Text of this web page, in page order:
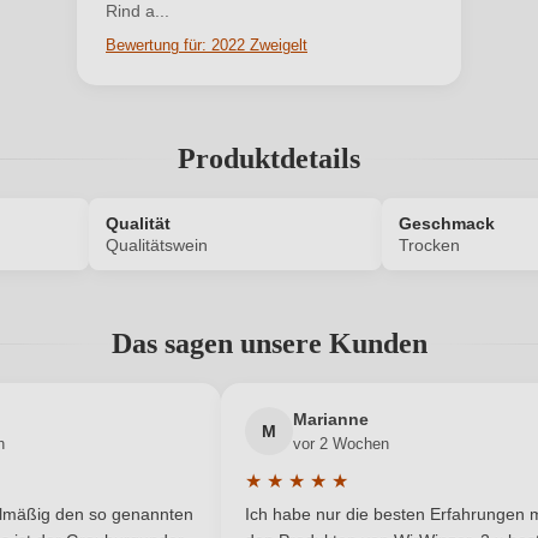
Rind a...
Bewertung für: 2022 Zweigelt
Produktdetails
Qualität
Qualitätswein
Geschmack
Trocken
Edelstahltank, Großes Holzfass Flaschenverschluss
2022, 2023, 2024 Land
Das sagen unsere Kunden
Bewertung von 5 von 5 Sternen
den so genannten
M
Marianne
vor 2 Wochen
★ ★ ★ ★ ★
Durchschnittliche Bewertung von
Ich habe nur die besten Erfahrungen